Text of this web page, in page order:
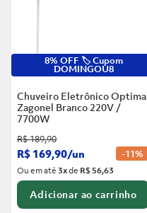
8% OFF 🏷️ Cupom
DOMINGOU8
Chuveiro Eletrônico Optima
Zagonel Branco 220V /
7700W
R$189,90
R$ 169,90/un -11%
Ou em até3xde R$ 56,63
Adicionar ao carrinho